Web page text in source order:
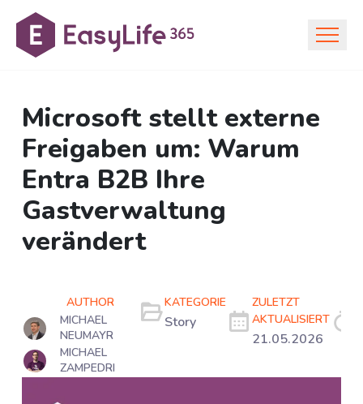
Microsoft stellt externe
Freigaben um: Warum
Entra B2B Ihre
Gastverwaltung
verändert
AUTHOR
MICHAEL
NEUMAYR
MICHAEL
ZAMPEDRI
KATEGORIE
Story
ZULETZT
AKTUALISIERT
21.05.2026